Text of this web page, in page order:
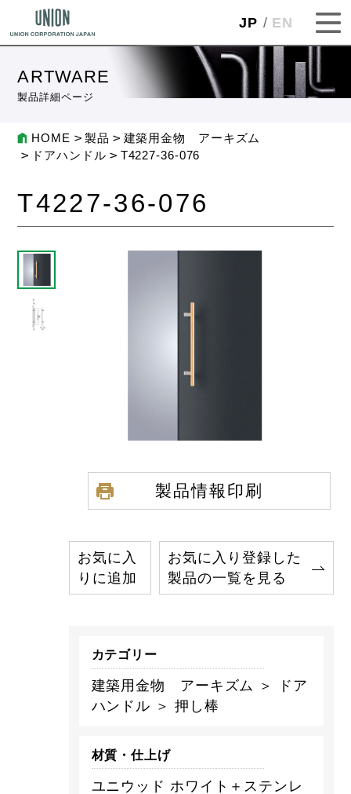
JP EN
ARTWARE
製品詳細ページ
HOME 製品
建築用金物 アーキズム
ドアハンドル
T4227-36-076
T4227-36-076
製品情報印刷
お気に入
りに追加
お気に入り登録した
製品の一覧を見る
カテゴリー
建築用金物 アーキズム ＞ ドア
ハンドル ＞ 押し棒
材質・仕上げ
ユニウッド ホワイト＋ステンレ